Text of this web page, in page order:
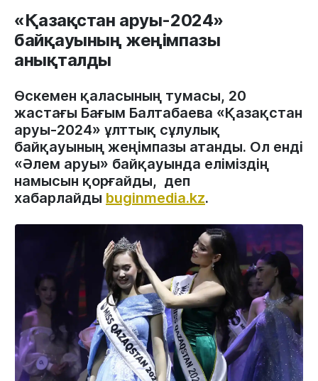
«Қазақстан аруы-2024»
байқауының жеңімпазы
анықталды
Өскемен қаласының тумасы, 20
жастағы Бағым Балтабаева «Қазақстан
аруы-2024» ұлттық сұлулық
байқауының жеңімпазы атанды. Ол енді
«Әлем аруы» байқауында еліміздің
намысын қорғайды, деп
хабарлайды buginmedia.kz.